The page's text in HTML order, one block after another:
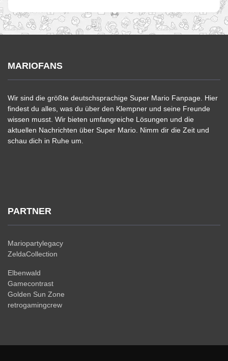
MARIOFANS
Wir sind die größte deutschsprachige Super Mario Fanpage. Hier
findest du alles, was du über den Klempner und seine Freunde
wissen musst. Wir bieten umfangreiche Lösungen und die
aktuellen Nachrichten über Super Mario. Nimm dir die Zeit und
schau dich in Ruhe um.
PARTNER
Mariopartylegacy
ZeldaCollection
Elbenwald
Gamecontrast
Golden Sun Zone
retrogamingcrew